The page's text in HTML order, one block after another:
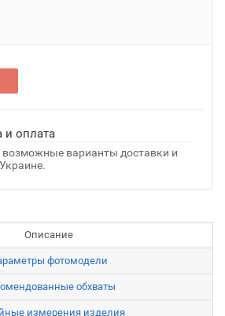
и оплата
возможные варианты доставки и
Описание
фотомодели
обхваты
измерения изделия